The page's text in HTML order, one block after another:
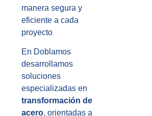
manera segura y
eficiente a cada
proyecto
En Doblamos
desarrollamos
soluciones
especializadas en
transformación de
acero, orientadas a